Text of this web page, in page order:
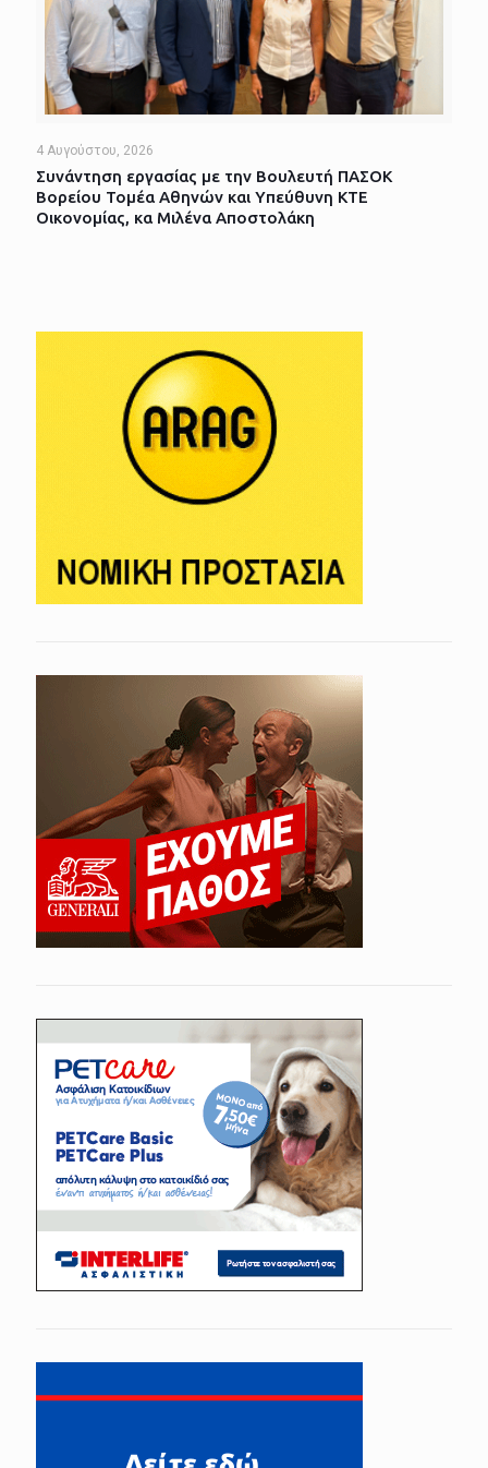
4 Αυγούστου, 2026
Συνάντηση εργασίας με την Βουλευτή ΠΑΣΟΚ
Βορείου Τομέα Αθηνών και Υπεύθυνη ΚΤΕ
Οικονομίας, κα Μιλένα Αποστολάκη